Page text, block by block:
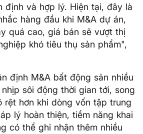
định và hợp lý. Hiện tại, đây là
hàng đầu khi M&A dự án,
quá cao, giá bán sẽ vượt thị
khó tiêu thụ sản phẩm",
định M&A bất động sản nhiều
sôi động thời gian tới, song
rệt hơn khi dòng vốn tập trung
lý hoàn thiện, tiềm năng khai
có thể ghi nhận thêm nhiều